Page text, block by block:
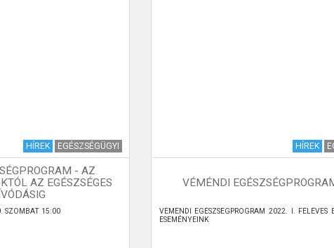
HÍREK EGÉSZSÉGÜGYI
- AZ
AZ EGÉSZSÉGES
SZOMBAT 15:00
HÍREK
VÉMÉNDI
VÉMÉNDI EGÉSZSÉGPROGRAM 2022. I. FÉLÉVES
ESEMÉNYEINK